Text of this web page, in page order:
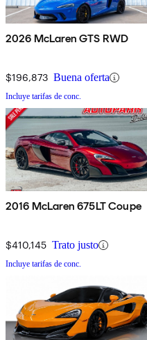
2026 McLaren GTS RWD
$196,873 Buena oferta
Incluye tarifas de conc.
2016 McLaren 675LT Coupe
$410,145 Trato justo
Incluye tarifas de conc.